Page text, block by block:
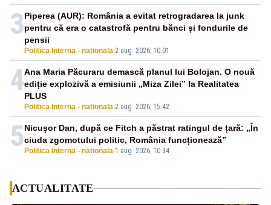
3
Politica Interna - nationala-2 aug. 2026, 10:01
Piperea (AUR): România a evitat retrogradarea la junk
pentru că era o catastrofă pentru bănci și fondurile de
pensii
4
Politica Interna - nationala-2 aug. 2026, 15:42
Ana Maria Păcuraru demască planul lui Bolojan. O nouă
ediție explozivă a emisiunii „Miza Zilei” la Realitatea
PLUS
5 Politica Interna - nationala-1 aug. 2026, 10:34
Nicușor Dan, după ce Fitch a păstrat ratingul de țară: „În
ciuda zgomotului politic, România funcționează”
ACTUALITATE